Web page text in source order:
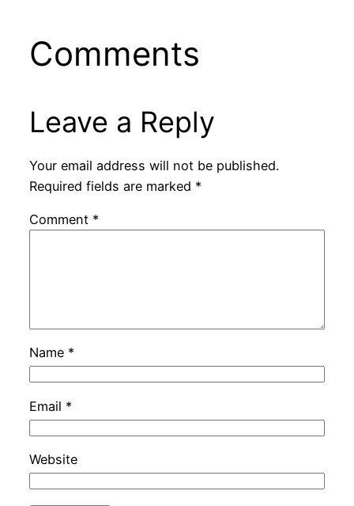
Comments
Leave a Reply
Your email address will not be published.
Required fields are marked *
Comment *
Name *
Email *
Website